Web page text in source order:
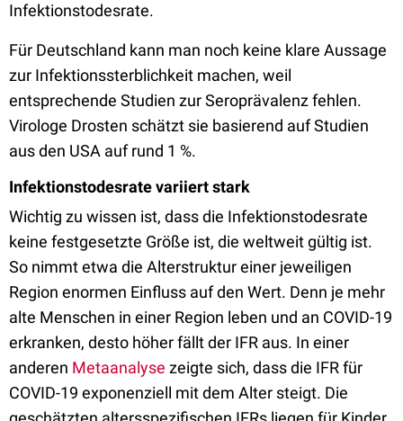
Infektionstodesrate.
Für Deutschland kann man noch keine klare Aussage
zur Infektionssterblichkeit machen, weil
entsprechende Studien zur Seroprävalenz fehlen.
Virologe Drosten schätzt sie basierend auf Studien
aus den USA auf rund 1 %.
Infektionstodesrate variiert stark
Wichtig zu wissen ist, dass die Infektionstodesrate
keine festgesetzte Größe ist, die weltweit gültig ist.
So nimmt etwa die Alterstruktur einer jeweiligen
Region enormen Einfluss auf den Wert. Denn je mehr
alte Menschen in einer Region leben und an COVID-19
erkranken, desto höher fällt der IFR aus. In einer
anderen Metaanalyse zeigte sich, dass die IFR für
COVID-19 exponenziell mit dem Alter steigt. Die